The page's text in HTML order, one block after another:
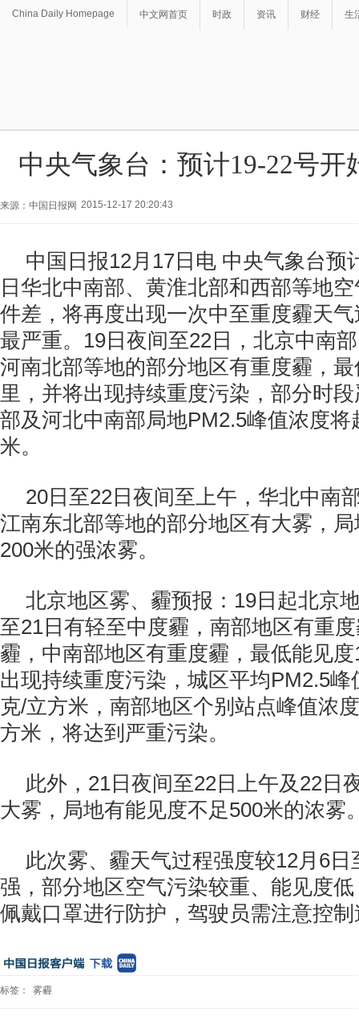
China Daily Homepage 中文网首页 时政 资讯 财经 生
中央气象台：预计19-22号开
来源：中国日报网 2015-12-17 20:20:43
中国日报12月17日电 中央气象台预
日华北中南部、黄淮北部和西部等地
件差，将再度出现一次中至重度霾天
最严重。19日夜间至22日，北京中南
河南北部等地的部分地区有重度霾，
里，并将出现持续重度污染，部分时
部及河北中南部局地PM2.5峰值浓度将
米。
20日至22日夜间至上午，华北中南
江南东北部等地的部分地区有大雾，
200米的强浓雾。
北京地区雾、霾预报：19日起北京
至21日有轻至中度霾，南部地区有重
霾，中南部地区有重度霾，最低能见
出现持续重度污染，城区平均PM2.5峰
克/立方米，南部地区个别站点峰值浓
方米，将达到严重污染。
此外，21日夜间至22日上午及22日
大雾，局地有能见度不足500米的浓雾
此次雾、霾天气过程强度较12月6日
强，部分地区空气污染较重、能见度
佩戴口罩进行防护，驾驶员需注意控
标签： 雾霾